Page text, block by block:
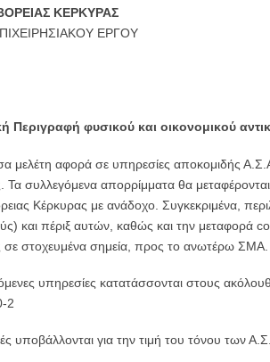
ΚΕΡΚΥΡΑΣ
ΕΡΓΟΥ
Περιγραφή φυσικού και οικονομικού
μελέτη αφορά σε υπηρεσίες αποκομιδής
Τα συλλεγόμενα απορρίμματα θα
Κέρκυρας με ανάδοχο. Συγκεκριμένα,
και πέριξ αυτών, καθώς και την μεταφορά
σε στοχευμένα σημεία, προς το ανωτέρω ΣΜΑ.
υπηρεσίες κατατάσσονται στους
2
υποβάλλονται για την τιμή του τόνου των